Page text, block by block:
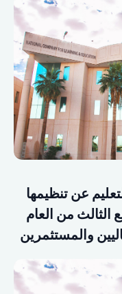
عن تنظيمها
الثالث من العام